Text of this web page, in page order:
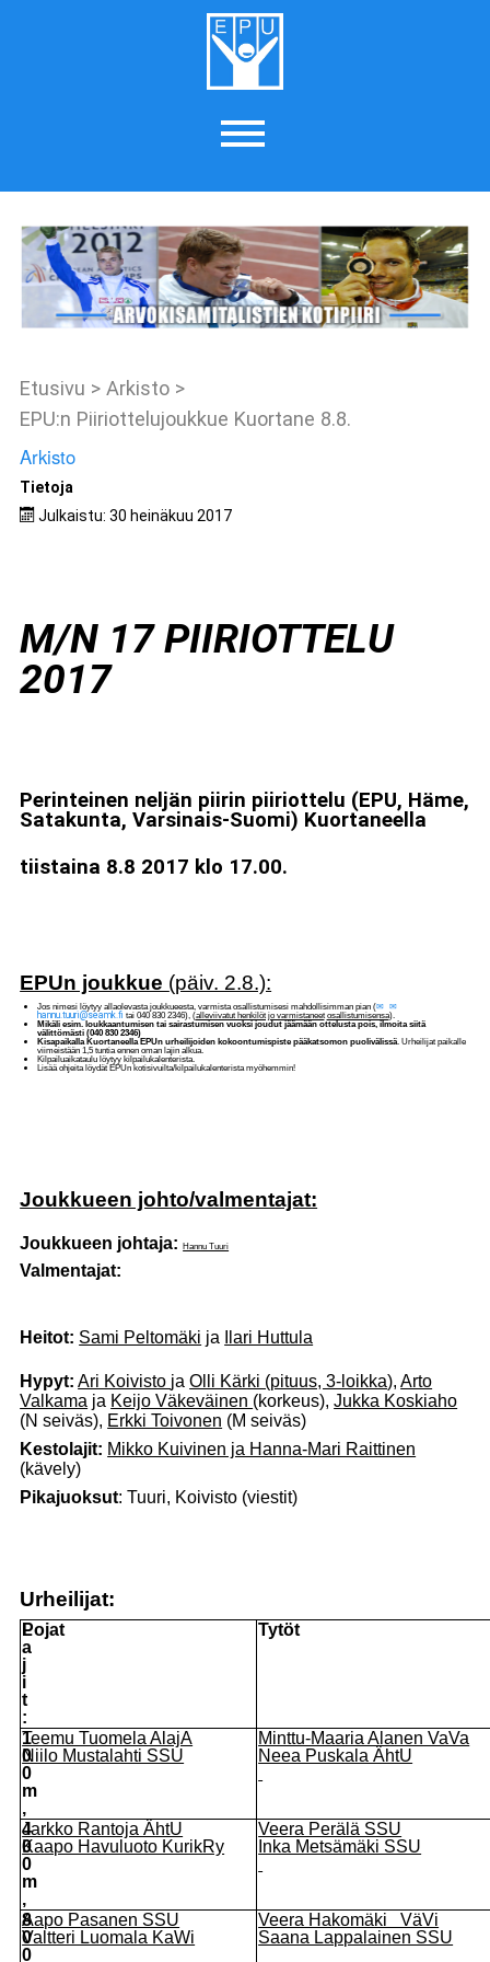
Etusivu > Arkisto >
EPU:n Piiriottelujoukkue Kuortane 8.8.
Arkisto
Tietoja
Julkaistu: 30 heinäkuu 2017
M/N 17 PIIRIOTTELU
2017
Perinteinen neljän piirin piiriottelu (EPU, Häme,
Satakunta, Varsinais-Suomi) Kuortaneella
tiistaina 8.8 2017 klo 17.00.
EPUn joukkue (päiv. 2.8.):
Jos nimesi löytyy allaolevasta joukkueesta, varmista osallistumisesi mahdollisimman pian (
hannu.tuuri@seamk.fi tai 040 830 2346), (alleviivatut henkilöt jo varmistaneet osallistumisensa).
Mikäli esim. loukkaantumisen tai sairastumisen vuoksi joudut jäämään ottelusta pois, ilmoita siitä
välittömästi (040 830 2346)
Kisapaikalla Kuortaneella EPUn urheilijoiden kokoontumispiste pääkatsomon puolivälissä. Urheilijat paikalle
viimeistään 1,5 tuntia ennen oman lajin alkua.
Kilpailuaikataulu löytyy kilpailukalenterista.
Lisää ohjeita löydät EPUn kotisivuilta/kilpailukalenterista myöhemmin!
Joukkueen johto/valmentajat:
Joukkueen johtaja: Hannu Tuuri
Valmentajat:
Heitot: Sami Peltomäki ja Ilari Huttula
Hypyt: Ari Koivisto jaOlli Kärki (pituus, 3-loikka),Arto
Valkama ja Keijo Väkeväinen (korkeus),Jukka Koskiaho
(N seiväs), Erkki Toivonen (M seiväs)
Kestolajit: Mikko Kuivinen ja Hanna-Mari Raittinen
(kävely)
Pikajuoksut: Tuuri, Koivisto (viestit)
Urheilijat:
L
a
j
i
t
:
Pojat Tytöt
1
0
0
m
,
Teemu Tuomela AlajA
Niilo Mustalahti SSU
Minttu-Maaria Alanen VaVa
Neea Puskala ÄhtU
4
0
0
m
,
Jarkko Rantoja ÄhtU
Kaapo Havuluoto KurikRy
Veera Perälä SSU
Inka Metsämäki SSU
8
0
0
Aapo Pasanen SSU
Valtteri Luomala KaWi
Veera Hakomäki VäVi
Saana Lappalainen SSU